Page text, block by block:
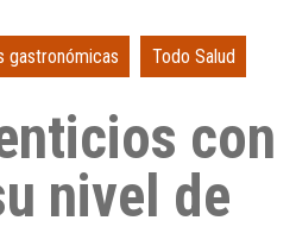
gastronómicas Todo Salud
con
nivel de